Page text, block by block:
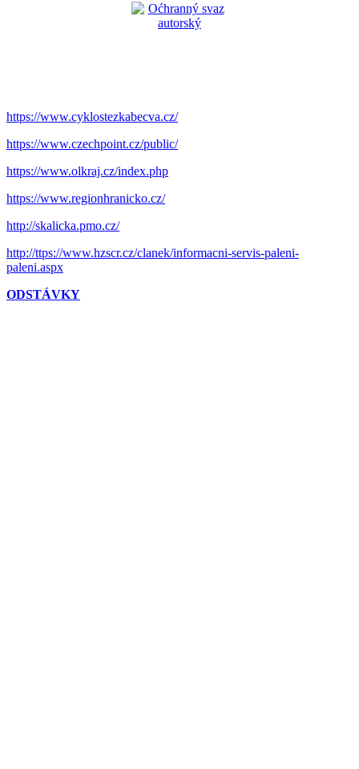
https://www.cyklostezkabecva.cz/
https://www.czechpoint.cz/public/
https://www.olkraj.cz/index.php
https://www.regionhranicko.cz/
http://skalicka.pmo.cz/
http://ttps://www.hzscr.cz/clanek/informacni-servis-paleni-
paleni.aspx
ODSTÁVKY